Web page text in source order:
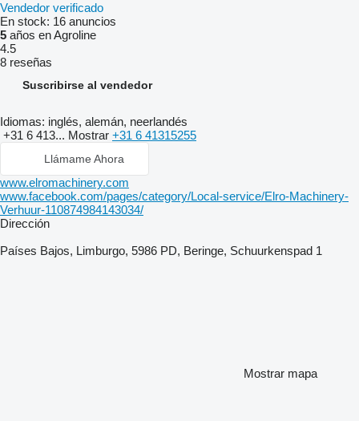
Vendedor verificado
En stock: 16 anuncios
5 años en Agroline
4.5
8 reseñas
Suscribirse al vendedor
Idiomas: inglés, alemán, neerlandés
+31 6 413... Mostrar +31 6 41315255
Llámame Ahora
www.elromachinery.com
www.facebook.com/pages/category/Local-service/Elro-Machinery-
Verhuur-110874984143034/
Dirección
Países Bajos, Limburgo, 5986 PD, Beringe, Schuurkenspad 1
Mostrar mapa